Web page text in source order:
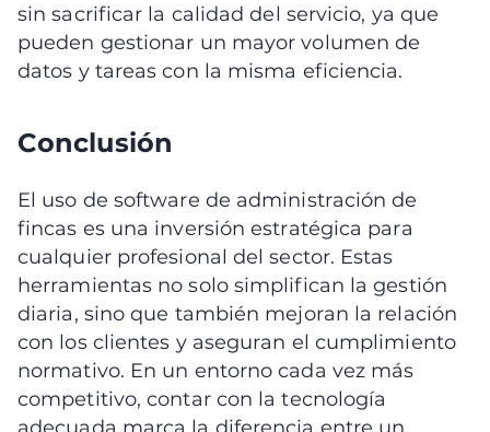
sin sacrificar la calidad del servicio, ya que
pueden gestionar un mayor volumen de
datos y tareas con la misma eficiencia.
Conclusión
El uso de software de administración de
fincas es una inversión estratégica para
cualquier profesional del sector. Estas
herramientas no solo simplifican la gestión
diaria, sino que también mejoran la relación
con los clientes y aseguran el cumplimiento
normativo. En un entorno cada vez más
competitivo, contar con la tecnología